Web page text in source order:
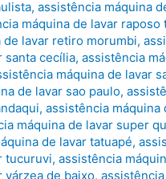
,assistência máquina
máquina de lavar raposo
de lavar retiro morumbi,
santa cecília,assistência
máquina de lavar
de lavar sao paulo,
,assistência máquina
máquina de lavar super
de lavar tatuapé,
tucuruvi,assistência
várzea de baixo,